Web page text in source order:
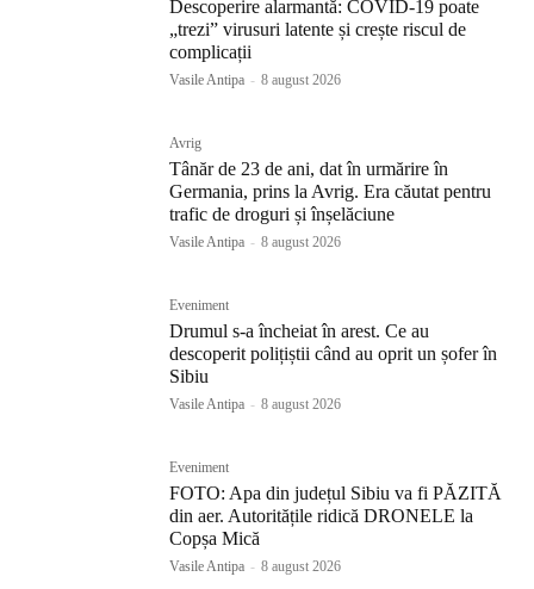
Descoperire alarmantă: COVID-19 poate
„trezi” virusuri latente și crește riscul de
complicații
Vasile Antipa - 8 august 2026
Avrig
Tânăr de 23 de ani, dat în urmărire în
Germania, prins la Avrig. Era căutat pentru
trafic de droguri și înșelăciune
Vasile Antipa - 8 august 2026
Eveniment
Drumul s-a încheiat în arest. Ce au
descoperit polițiștii când au oprit un șofer în
Sibiu
Vasile Antipa - 8 august 2026
Eveniment
FOTO: Apa din județul Sibiu va fi PĂZITĂ
din aer. Autoritățile ridică DRONELE la
Copșa Mică
Vasile Antipa - 8 august 2026